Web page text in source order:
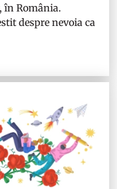
în România.
despre nevoia ca